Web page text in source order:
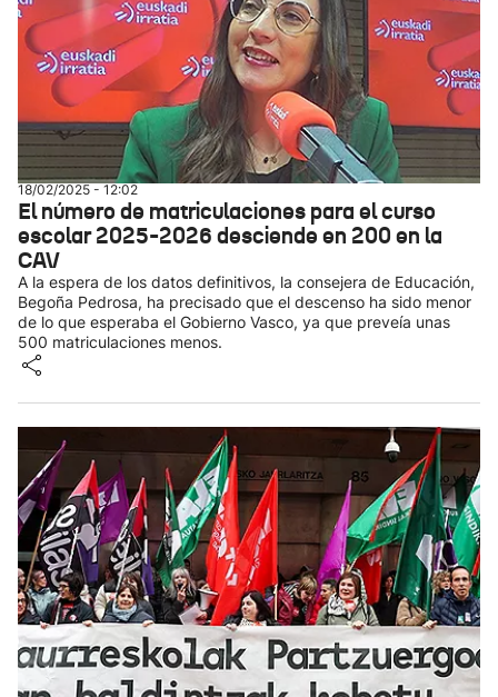
18/02/2025 - 12:02
El número de matriculaciones para el curso
escolar 2025-2026 desciende en 200 en la
CAV
A la espera de los datos definitivos, la consejera de Educación,
Begoña Pedrosa, ha precisado que el descenso ha sido menor
de lo que esperaba el Gobierno Vasco, ya que preveía unas
500 matriculaciones menos.